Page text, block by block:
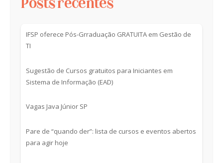
Posts recentes
IFSP oferece Pós-Grraduação GRATUITA em Gestão de
TI
Sugestão de Cursos gratuitos para Iniciantes em
Sistema de Informação (EAD)
Vagas Java Júnior SP
Pare de “quando der”: lista de cursos e eventos abertos
para agir hoje